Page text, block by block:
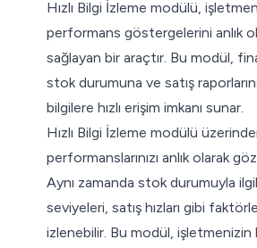
Hızlı Bilgi İzleme modülü,
performans göstergelerini anlık
sağlayan bir araçtır. Bu modül,
stok durumuna ve satış
bilgilere hızlı erişim imkanı sunar.
Hızlı Bilgi İzleme modülü
performanslarınızı anlık olarak
Aynı zamanda stok durumuyla
seviyeleri, satış hızları gibi
izlenebilir. Bu modül, işletmenizin